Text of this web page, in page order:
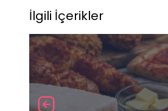
İlgili İçerikler